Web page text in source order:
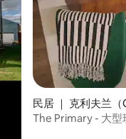
民居 ｜ 克利夫兰
d）
The Primary - 大型